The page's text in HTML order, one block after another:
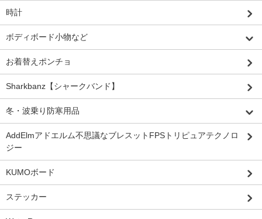
時計
ボディボード小物など
お着替えポンチョ
Sharkbanz【シャークバンド】
冬・波乗り防寒用品
AddElmアドエルム不思議なブレスットFPSトリピュアテクノロ
ジー
KUMOボード
ステッカー